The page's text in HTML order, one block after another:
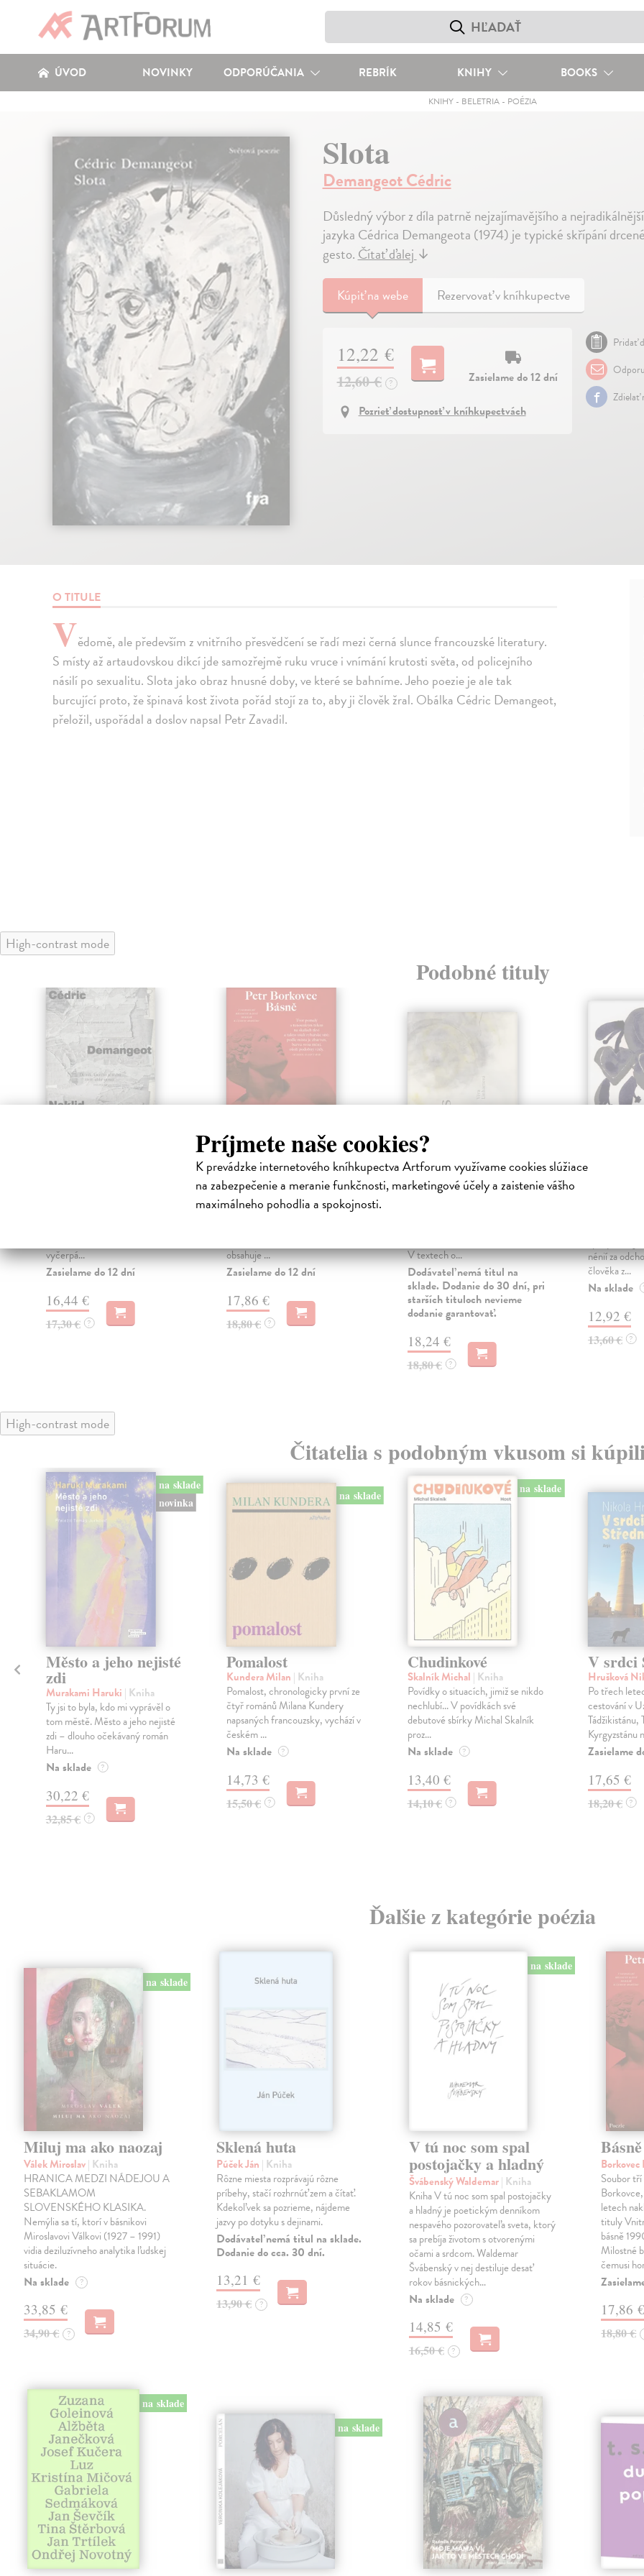
Príjmete naše cookies?
K prevádzke internetového kníhkupectva Artforum využívame cookies slúžiace
na zabezpečenie a meranie funkčnosti, marketingové účely a zaistenie vášho
maximálneho pohodlia a spokojnosti.
ÚVOD NOVINKY ODPORÚČANIA REBRÍK KNIHY BOOKS
KNIHY - BELETRIA - POÉZIA
Slota
Demangeot Cédric
Důsledný výbor z díla patrně nejzajímavějšího a
jazyka Cédrica Demangeota (1974) je typické skřípání
gesto.Čítať ďalej↓
Kúpiťna webe Rezervovať v kníhkupectve
12,22 €
12,60 € ?
Zasielame do 12 dní
Pozrieť dostupnosť v kníhkupectvách
Pridať
Zdielať
O TITULE
Vědomě, ale především z vnitřního přesvědčení se řadí mezi černá slunce francouzské literatury.
S místy až artaudovskou dikcí jde samozřejmě ruku vruce i vnímání krutosti světa, od policejního
násilí po sexualitu. Slota jako obraz hnusné doby, ve které se bahníme. Jeho poezie je ale tak
burcující proto, že špinavá kost života pořád stojí za to, aby ji člověk žral. Obálka Cédric Demangeot,
přeložil, uspořádal a doslov napsal Petr Zavadil.
High-contrast mode
Podobné tituly
vyčerpá...
Zasielame do 12 dní
16,44 €
17,30 € ?
Básně
Borkovec Petr
| Kniha
Soubor tří básnických knih Petra
obsahuje ...
Zasielame do 12 dní
17,86 €
18,80 € ?
Ianus tří tváří
Linhartová Věra
| Kniha
V textech o...
Dodávateľ nemá titul na
sklade. Dodanie do 30 dní, pri
starších tituloch nevieme
dodanie garantovať.
18,24 €
18,80 € ?
Jana
sbírat
nénií za
člověka z...
Na sklade
12,92 €
13,60 € ?
High-contrast mode
Čitatelia s podobným vkusom si
na sklade
novinka
Město a jeho nejisté
zdi
Murakami Haruki | Kniha
Ty jsi to byla, kdo mi vyprávěl o
tom městě. Město a jeho nejisté
zdi – dlouho očekávaný román
Haru...
Na sklade ?
30,22 €
32,85 € ?
na sklade
Pomalost
Kundera Milan | Kniha
Pomalost, chronologicky první ze
čtyř románů Milana Kundery
napsaných francouzsky, vychází v
českém ...
Na sklade ?
14,73 €
15,50 € ?
na sklade
Chudinkové
Skalník Michal | Kniha
Povídky o situacích, jimiž se nikdo
nechlubí... V povídkách své
debutové sbírky Michal Skalník
proz...
Na sklade ?
13,40 €
14,10 € ?
V srdci
Hrušková
Po třech
cestování v
Tádžikistánu,
Kyrgyzstánu
Zasielame
17,65 €
18,20 € ?
Ďalšie z kategórie poézia
na sklade
Miluj ma ako naozaj
Válek Miroslav| Kniha
HRANICA MEDZI NÁDEJOU A
SEBAKLAMOM
SLOVENSKÉHO KLASIKA.
Nemýlia sa tí, ktorí v básnikovi
Miroslavovi Válkovi (1927 – 1991)
vidia deziluzívneho analytika ľudskej
situácie.
Na sklade ?
33,85 €
34,90 € ?
Sklená huta
Púček Ján | Kniha
Rôzne miesta rozprávajú rôzne
príbehy, stačí rozhrnúť zem a čítať.
Kdekoľvek sa pozrieme, nájdeme
jazvy po dotyku s dejinami.
Dodávateľ nemá titul na sklade.
Dodanie do cca. 30 dní.
13,21 €
13,90 € ?
na sklade
V tú noc som spal
postojačky a hladný
Švábenský Waldemar| Kniha
Kniha V tú noc som spal postojačky
a hladný je poetickým denníkom
nespavého pozorovateľa sveta, ktorý
sa prebíja životom s otvorenými
očami a srdcom. Waldemar
Švábenský v nej destiluje desať
rokov básnických…
Na sklade ?
14,85 €
16,50 € ?
Básně
Borkovec
Soubor
letech
tituly
básně
Milostné
čemusi
17,86 €
18,80 €
na sklade
na sklade